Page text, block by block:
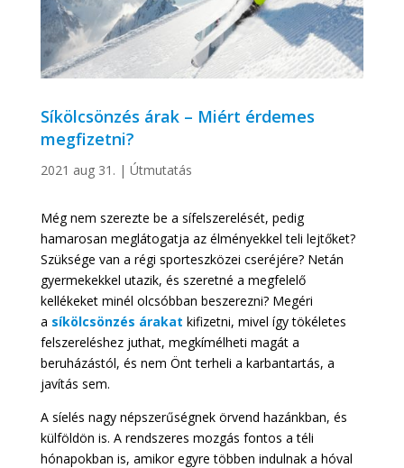
Síkölcsönzés árak – Miért érdemes
megfizetni?
2021 aug 31. | Útmutatás
Még nem szerezte be a sífelszerelését, pedig
hamarosan meglátogatja az élményekkel teli lejtőket?
Szüksége van a régi sporteszközei cseréjére? Netán
gyermekekkel utazik, és szeretné a megfelelő
kellékeket minél olcsóbban beszerezni? Megéri
a síkölcsönzés árakat kifizetni, mivel így tökéletes
felszereléshez juthat, megkímélheti magát a
beruházástól, és nem Önt terheli a karbantartás, a
javítás sem.
A síelés nagy népszerűségnek örvend hazánkban, és
külföldön is. A rendszeres mozgás fontos a téli
hónapokban is, amikor egyre többen indulnak a hóval